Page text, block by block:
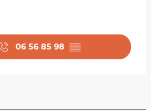
06 56 85 98 ▒▒